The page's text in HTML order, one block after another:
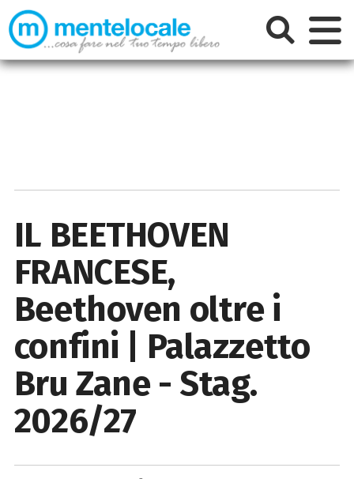
IL BEETHOVEN
FRANCESE,
Beethoven oltre i
confini | Palazzetto
Bru Zane - Stag.
2026/27